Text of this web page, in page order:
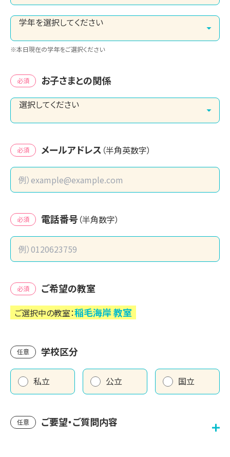
※本日現在の学年をご選択ください
必須 お子さまとの関係
必須 メールアドレス （半角英数字）
必須 電話番号 （半角数字）
必須 ご希望の教室
ご選択中の教室：稲毛海岸教室
任意 学校区分
私立 公立 国立
任意 ご要望・ご質問内容